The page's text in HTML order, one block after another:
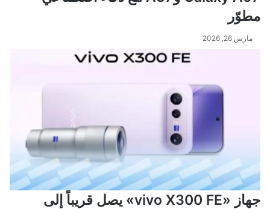
مطوّر
مارس 26, 2026
جهاز «vivo X300 FE» يصل قريباً إلى